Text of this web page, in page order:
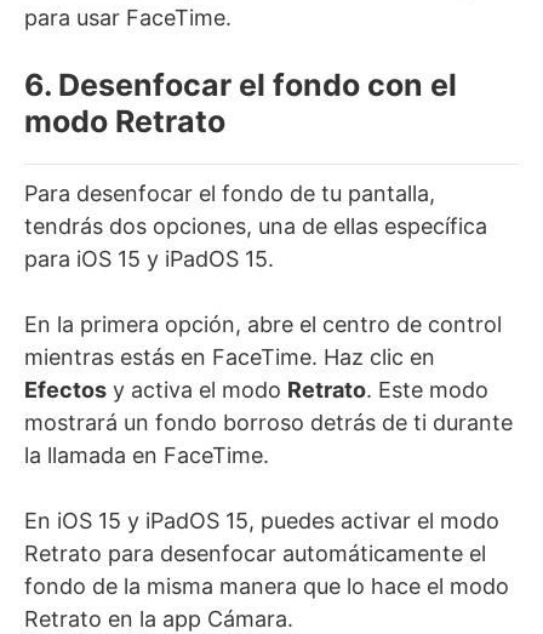
para usar FaceTime.
6. Desenfocar el fondo con el
modo Retrato
Para desenfocar el fondo de tu pantalla,
tendrás dos opciones, una de ellas específica
para iOS 15 y iPadOS 15.
En la primera opción, abre el centro de control
mientras estás en FaceTime. Haz clic en
Efectos y activa el modo Retrato. Este modo
mostrará un fondo borroso detrás de ti durante
la llamada en FaceTime.
En iOS 15 y iPadOS 15, puedes activar el modo
Retrato para desenfocar automáticamente el
fondo de la misma manera que lo hace el modo
Retrato en la app Cámara.